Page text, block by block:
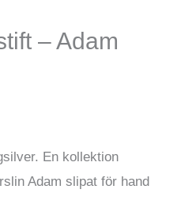
– Adam
En kollektion
Adam slipat för hand